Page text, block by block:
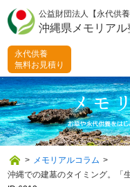
公益財団法人【永代供養
沖縄県メモリアル
永代供養
無料お見積り
> メモリアルコラム >
沖縄での建墓のタイミング。「